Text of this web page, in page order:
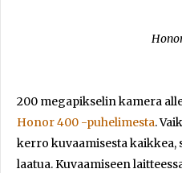
200 megapikselin kamera
Honor 400 -puhelimesta.
kerro kuvaamisesta kaikkea,
laatua. Kuvaamiseen